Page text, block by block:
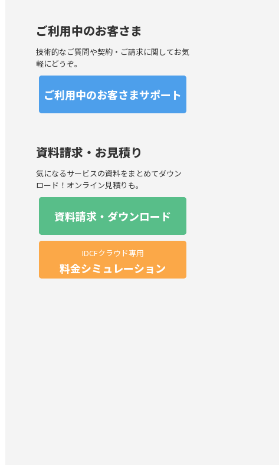
ご利用中のお客さま
技術的なご質問や契約・ご請求に関してお気
軽にどうぞ。
ご利用中のお客さまサポート
資料請求・お見積り
気になるサービスの資料をまとめてダウン
ロード！オンライン見積りも。
資料請求・ダウンロード
IDCFクラウド専用
料金シミュレーション